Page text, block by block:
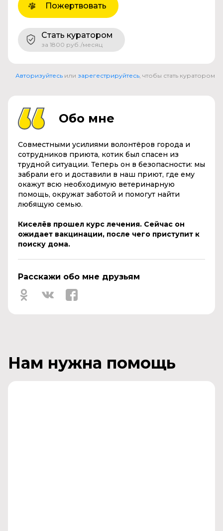
Пожертвовать
Стать куратором
за 1800 руб./месяц
Авторизуйтесь или зарегестрируйтесь , чтобы стать куратором
Обо мне
Совместными усилиями волонтёров города и
сотрудников приюта, котик был спасен из
трудной ситуации. Теперь он в безопасности: мы
забрали его и доставили в наш приют, где ему
окажут всю необходимую ветеринарную
помощь, окружат заботой и помогут найти
любящую семью.
Киселёв прошел курс лечения. Сейчас он
ожидает вакцинации, после чего приступит к
поиску дома.
Расскажи обо мне друзьям
Нам нужна помощь